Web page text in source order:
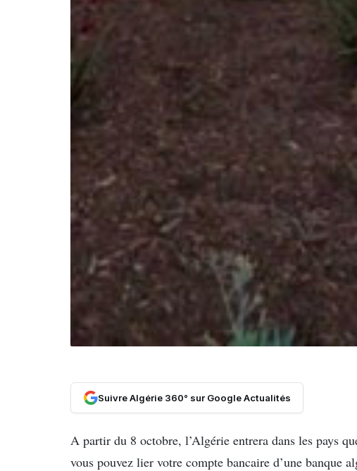
Suivre Algérie 360° sur Google Actualités
A partir du 8 octobre, l’Algérie entrera dans les pays
vous pouvez lier votre compte bancaire d’une banque